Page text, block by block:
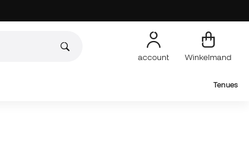
account Winkelmand
Tenues